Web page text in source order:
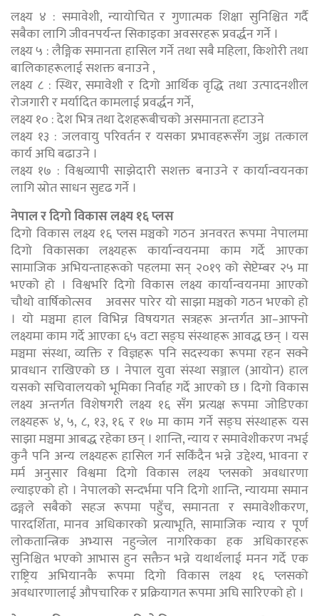
लक्ष्य ४ : समावेशी, न्यायोचित र गुणात्मक शिक्षा सुनिश्चित गर्दै
सबैका लागि जीवनपर्यन्त सिकाइका अवसरहरू प्रवर्द्धन गर्ने ।
लक्ष्य ५ : लैङ्गिक समानता हासिल गर्ने तथा सबै महिला, किशोरी तथा
बालिकाहरूलाई सशक्त बनाउने ,
लक्ष्य ८ : स्थिर, समावेशी र दिगो आर्थिक वृद्धि तथा उत्पादनशील
रोजगारी र मर्यादित कामलाई प्रवर्द्धन गर्ने,
लक्ष्य १० : देश भित्र तथा देशहरूबीचको असमानता हटाउने
लक्ष्य १३ : जलवायु परिवर्तन र यसका प्रभावहरूसँग जुध्न तत्काल
कार्य अघि बढाउने ।
लक्ष्य १७ : विश्वव्यापी साझेदारी सशक्त बनाउने र कार्यान्वयनका
लागि स्रोत साधन सुदृढ गर्ने ।
नेपाल र दिगो विकास लक्ष्य १६ प्लस
दिगो विकास लक्ष्य १६ प्लस मञ्चको गठन अनवरत रूपमा नेपालमा
दिगो विकासका लक्ष्यहरू कार्यान्वयनमा काम गर्दे आएका
सामाजिक अभियन्ताहरूको पहलमा सन् २०१९ को सेप्टेम्बर २५ मा
भएको हो । विश्वभरि दिगो विकास लक्ष्य कार्यान्वयनमा आएको
चौथो वार्षिकोत्सव अवसर पारेर यो साझा मञ्चको गठन भएको हो
। यो मञ्चमा हाल विभिन्न विषयगत सत्रहरू अन्तर्गत आ–आफ्नो
लक्ष्यमा काम गर्दे आएका ६५ वटा सङ्घ संस्थाहरू आवद्ध छन् । यस
मञ्चमा संस्था, व्यक्ति र विज्ञहरू पनि सदस्यका रूपमा रहन सक्ने
प्रावधान राखिएको छ । नेपाल युवा संस्था सञ्जाल (आयोन) हाल
यसको सचिवालयको भूमिका निर्वाह गर्दे आएको छ । दिगो विकास
लक्ष्य अन्तर्गत विशेषगरी लक्ष्य १६ सँग प्रत्यक्ष रूपमा जोडिएका
लक्ष्यहरू ४, ५, ८, १३, १६ र १७ मा काम गर्ने सङ्घ संस्थाहरू यस
साझा मञ्चमा आबद्ध रहेका छन् । शान्ति, न्याय र समावेशीकरण नभई
कुनै पनि अन्य लक्ष्यहरू हासिल गर्न सकिँदैन भन्ने उद्देश्य, भावना र
मर्म अनुसार विश्वमा दिगो विकास लक्ष्य प्लसको अवधारणा
ल्याइएको हो । नेपालको सन्दर्भमा पनि दिगो शान्ति, न्यायमा समान
ढङ्गले सबैको सहज रूपमा पहुँच, समानता र समावेशीकरण,
पारदर्शिता, मानव अधिकारको प्रत्याभूति, सामाजिक न्याय र पूर्ण
लोकतान्त्रिक अभ्यास नहुन्जेल नागरिकका हक अधिकारहरू
सुनिश्चित भएको आभास हुन सक्तैन भन्ने यथार्थलाई मनन गर्दे एक
राष्ट्रिय अभियानकै रूपमा दिगो विकास लक्ष्य १६ प्लसको
अवधारणालाई औपचारिक र प्रक्रियागत रूपमा अघि सारिएको हो ।